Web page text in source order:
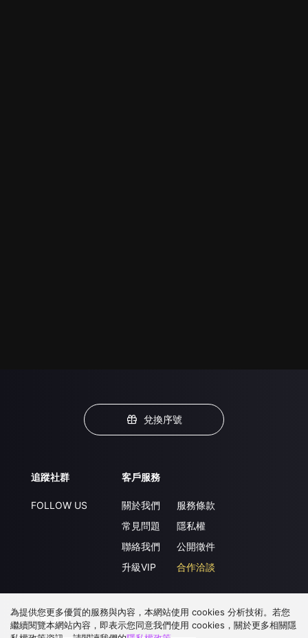
兌換序號
追蹤社群
FOLLOW US
客戶服務
關於我們
常見問題
聯絡我們
升級VIP
服務條款
隱私權
公開徵件
合作洽談
下載 APP
為提供您更多優質的服務與內容，本網站使用 cookies 分析技術。若您
繼續閱覽本網站內容，即表示您同意我們使用 cookies，關於更多相關隱